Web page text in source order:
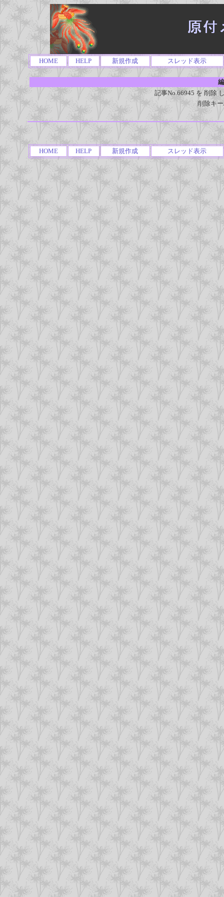
HOME HELP 新規作成 スレッド表示
記事No.66945 を 削除
削除キ
HOME HELP 新規作成 スレッド表示